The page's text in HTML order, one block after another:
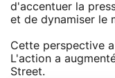
d'accentuer la
et de dynamiser le
Cette perspective
L'action a
Street.